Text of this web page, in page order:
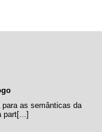
as semânticas da
part[...]